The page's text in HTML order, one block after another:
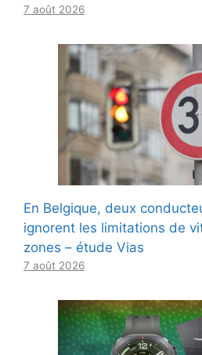
7 août 2026
En Belgique, deux
ignorent les limitations de
zones – étude Vias
7 août 2026